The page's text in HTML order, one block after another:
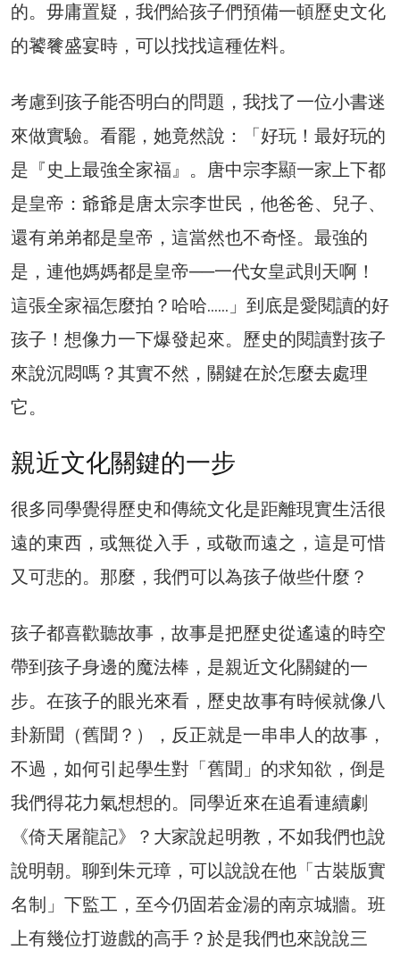
的。毋庸置疑，我們給孩子們預備一頓歷史文化
的饕餮盛宴時，可以找找這種佐料。
考慮到孩子能否明白的問題，我找了一位小書迷
來做實驗。看罷，她竟然說：「好玩！最好玩的
是『史上最強全家福』。唐中宗李顯一家上下都
是皇帝：爺爺是唐太宗李世民，他爸爸、兒子、
還有弟弟都是皇帝，這當然也不奇怪。最強的
是，連他媽媽都是皇帝──一代女皇武則天啊！
這張全家福怎麼拍？哈哈……」到底是愛閱讀的好
孩子！想像力一下爆發起來。歷史的閱讀對孩子
來說沉悶嗎？其實不然，關鍵在於怎麼去處理
它。
親近文化關鍵的一步
很多同學覺得歷史和傳統文化是距離現實生活很
遠的東西，或無從入手，或敬而遠之，這是可惜
又可悲的。那麼，我們可以為孩子做些什麼？
孩子都喜歡聽故事，故事是把歷史從遙遠的時空
帶到孩子身邊的魔法棒，是親近文化關鍵的一
步。在孩子的眼光來看，歷史故事有時候就像八
卦新聞（舊聞？），反正就是一串串人的故事，
不過，如何引起學生對「舊聞」的求知欲，倒是
我們得花力氣想想的。同學近來在追看連續劇
《倚天屠龍記》？大家說起明教，不如我們也說
說明朝。聊到朱元璋，可以說說在他「古裝版實
名制」下監工，至今仍固若金湯的南京城牆。班
上有幾位打遊戲的高手？於是我們也來說說三